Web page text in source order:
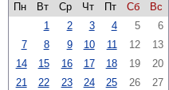
Пн
Вт Ср Чт Пт Сб
Вс
1
2 3 4 5
6
7
8 9 10 11 12
13
14
15 16 17 18 19
20
21
22 23 24 25 26
27